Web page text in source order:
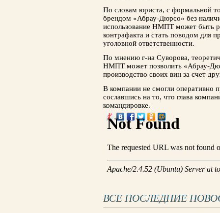
По словам юриста, с формальной
брендом «Абрау-Дюрсо» без
использование НМПТ может быть
контрафакта и стать поводом для
уголовной ответственности.
По мнению г-на Суворова,
НМПТ может позволить «Абрау-
производство своих вин за счет
В компании не смогли оперативно
сославшись на то, что глава
командировке.
ВСЕ ПОСЛЕДНИЕ